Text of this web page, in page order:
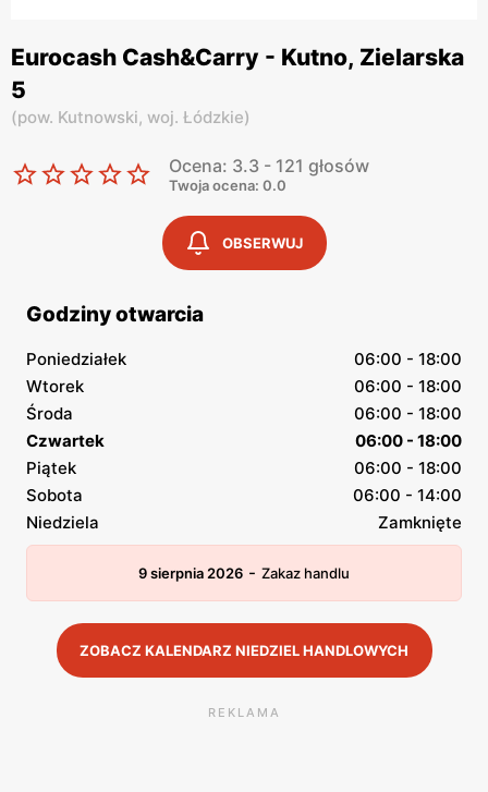
Eurocash Cash&Carry - Kutno, Zielarska
5
(pow. Kutnowski, woj. Łódzkie)
Ocena: 3.3 - 121 głosów
Twoja ocena: 0.0
OBSERWUJ
Godziny otwarcia
Poniedziałek
06:00 - 18:00
Wtorek
06:00 - 18:00
Środa
06:00 - 18:00
Czwartek
06:00 - 18:00
Piątek
06:00 - 18:00
Sobota
06:00 - 14:00
Niedziela
Zamknięte
9 sierpnia 2026 - Zakaz handlu
ZOBACZ KALENDARZ NIEDZIEL HANDLOWYCH
REKLAMA